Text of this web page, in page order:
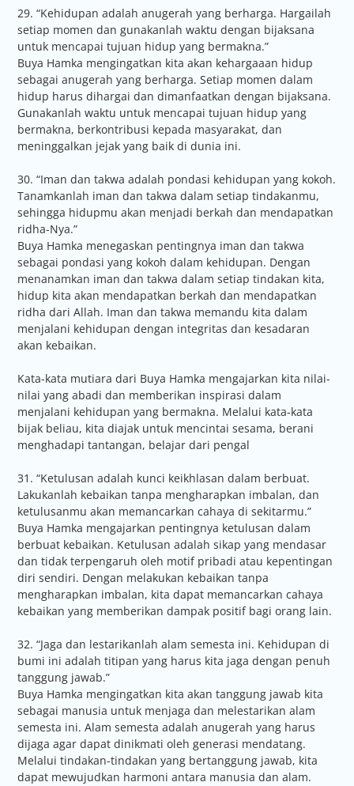
29. “Kehidupan adalah anugerah yang berharga. Hargailah
setiap momen dan gunakanlah waktu dengan bijaksana
untuk mencapai tujuan hidup yang bermakna.”
Buya Hamka mengingatkan kita akan kehargaaan hidup
sebagai anugerah yang berharga. Setiap momen dalam
hidup harus dihargai dan dimanfaatkan dengan bijaksana.
Gunakanlah waktu untuk mencapai tujuan hidup yang
bermakna, berkontribusi kepada masyarakat, dan
meninggalkan jejak yang baik di dunia ini.
30. “Iman dan takwa adalah pondasi kehidupan yang kokoh.
Tanamkanlah iman dan takwa dalam setiap tindakanmu,
sehingga hidupmu akan menjadi berkah dan mendapatkan
ridha-Nya.”
Buya Hamka menegaskan pentingnya iman dan takwa
sebagai pondasi yang kokoh dalam kehidupan. Dengan
menanamkan iman dan takwa dalam setiap tindakan kita,
hidup kita akan mendapatkan berkah dan mendapatkan
ridha dari Allah. Iman dan takwa memandu kita dalam
menjalani kehidupan dengan integritas dan kesadaran
akan kebaikan.
Kata-kata mutiara dari Buya Hamka mengajarkan kita nilai-
nilai yang abadi dan memberikan inspirasi dalam
menjalani kehidupan yang bermakna. Melalui kata-kata
bijak beliau, kita diajak untuk mencintai sesama, berani
menghadapi tantangan, belajar dari pengal
31. “Ketulusan adalah kunci keikhlasan dalam berbuat.
Lakukanlah kebaikan tanpa mengharapkan imbalan, dan
ketulusanmu akan memancarkan cahaya di sekitarmu.”
Buya Hamka mengajarkan pentingnya ketulusan dalam
berbuat kebaikan. Ketulusan adalah sikap yang mendasar
dan tidak terpengaruh oleh motif pribadi atau kepentingan
diri sendiri. Dengan melakukan kebaikan tanpa
mengharapkan imbalan, kita dapat memancarkan cahaya
kebaikan yang memberikan dampak positif bagi orang lain.
32. “Jaga dan lestarikanlah alam semesta ini. Kehidupan di
bumi ini adalah titipan yang harus kita jaga dengan penuh
tanggung jawab.”
Buya Hamka mengingatkan kita akan tanggung jawab kita
sebagai manusia untuk menjaga dan melestarikan alam
semesta ini. Alam semesta adalah anugerah yang harus
dijaga agar dapat dinikmati oleh generasi mendatang.
Melalui tindakan-tindakan yang bertanggung jawab, kita
dapat mewujudkan harmoni antara manusia dan alam.